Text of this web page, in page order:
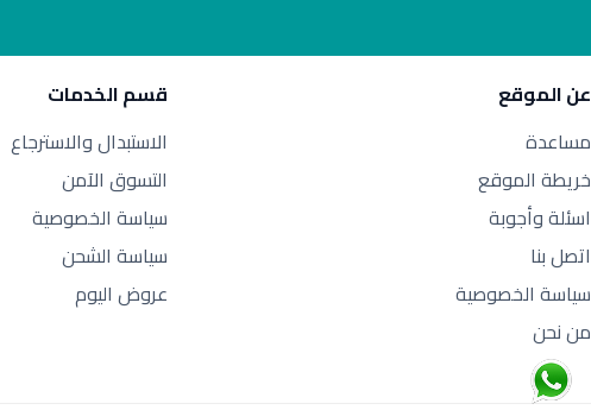
عن الموقع
مساعدة
خريطة الموقع
اسئلة وأجوبة
اتصل بنا
سياسة الخصوصية
من نحن
قسم الخدمات
الاستبدال والاسترجاع
التسوق الآمن
سياسة الخصوصية
سياسة الشحن
عروض اليوم